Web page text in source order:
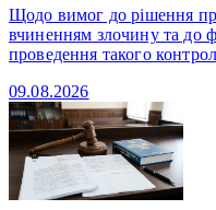
Щодо вимог до рішення
вчиненням злочину та до
проведення такого
09.08.2026